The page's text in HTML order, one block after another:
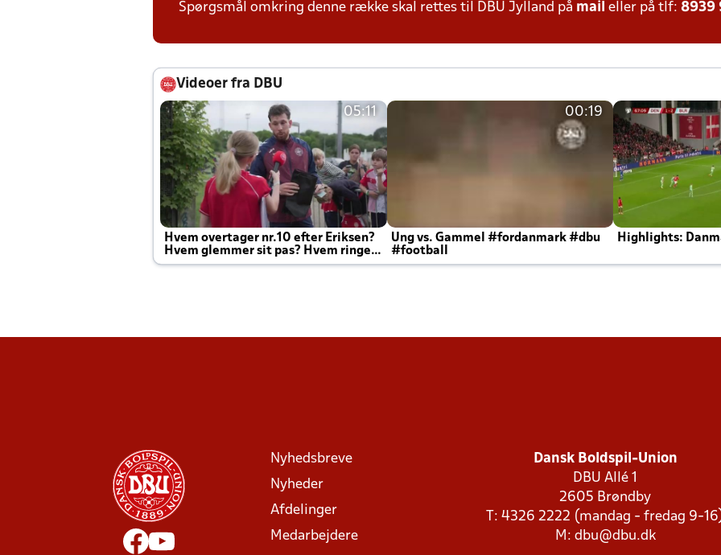
Spørgsmål omkring denne række skal rettes til DBU Jylland på mail eller på tlf: 8939
Videoer fra DBU
05:11
Hvem overtager nr.10 efter Eriksen?
Hvem glemmer sit pas? Hvem ringer
Joachim altid til efter kampe?
00:19
Ung vs. Gammel #fordanmark #dbu
#football
Highlights:
Nyhedsbreve
Nyheder
Afdelinger
Medarbejdere
Dansk Boldspil-Union
DBU Allé 1
2605 Brøndby
T: 4326 2222 (mandag - fredag 9-
M: dbu@dbu.dk